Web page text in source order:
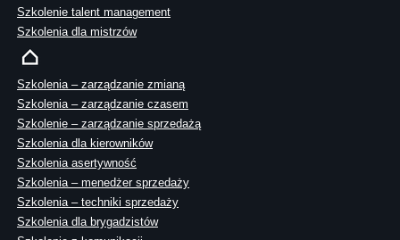
Szkolenie talent management
Szkolenia dla mistrzów
Szkolenia – zarządzanie zmianą
Szkolenia – zarządzanie czasem
Szkolenie – zarządzanie sprzedażą
Szkolenia dla kierowników
Szkolenia asertywność
Szkolenia – menedżer sprzedaży
Szkolenia – techniki sprzedaży
Szkolenia dla brygadzistów